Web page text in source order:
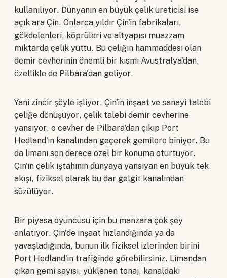
kullanılıyor. Dünyanın en büyük çelik üreticisi ise
açık ara Çin. Onlarca yıldır Çin'in fabrikaları,
gökdelenleri, köprüleri ve altyapısı muazzam
miktarda çelik yuttu. Bu çeliğin hammaddesi olan
demir cevherinin önemli bir kısmı Avustralya'dan,
özellikle de Pilbara'dan geliyor.
Yani zincir şöyle işliyor. Çin'in inşaat ve sanayi talebi
çeliğe dönüşüyor, çelik talebi demir cevherine
yansıyor, o cevher de Pilbara'dan çıkıp Port
Hedland'ın kanalından geçerek gemilere biniyor. Bu
da limanı son derece özel bir konuma oturtuyor.
Çin'in çelik iştahının dünyaya yansıyan en büyük tek
akışı, fiziksel olarak bu dar gelgit kanalından
süzülüyor.
Bir piyasa oyuncusu için bu manzara çok şey
anlatıyor. Çin'de inşaat hızlandığında ya da
yavaşladığında, bunun ilk fiziksel izlerinden birini
Port Hedland'ın trafiğinde görebilirsiniz. Limandan
çıkan gemi sayısı, yüklenen tonaj, kanaldaki